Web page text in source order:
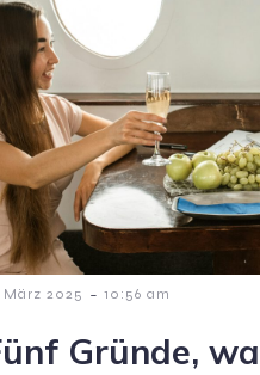
März 2025 - 10:56 am
Gründe,